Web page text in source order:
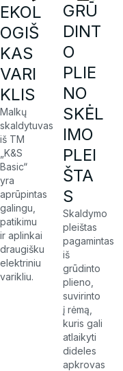
EKOL
OGIŠ
KAS
VARI
KLIS
Malkų
skaldytuvas
iš TM
„K&S
Basic“
yra
aprūpintas
galingu,
patikimu
ir aplinkai
draugišku
elektriniu
varikliu.
GRŪ
DINT
O
PLIE
NO
SKĖL
IMO
PLEI
ŠTA
S
Skaldymo
pleištas
pagamintas
iš
grūdinto
plieno,
suvirinto
į rėmą,
kuris gali
atlaikyti
dideles
apkrovas